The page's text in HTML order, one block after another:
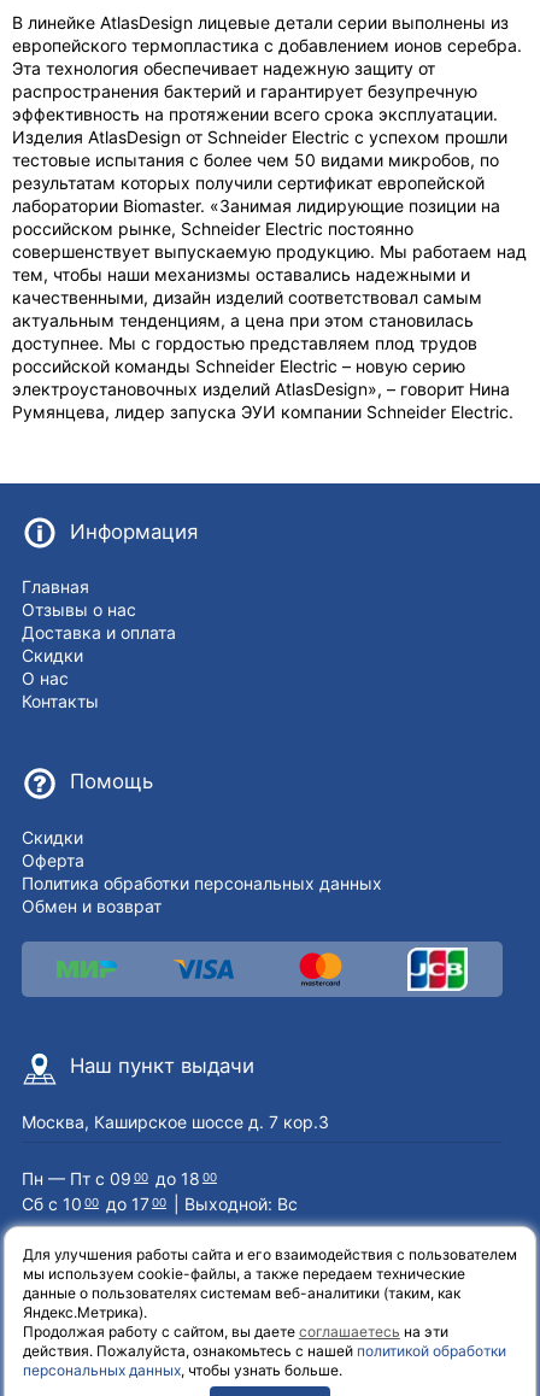
В линейке AtlasDesign лицевые детали серии выполнены из
европейского термопластика c добавлением ионов серебра.
Эта технология обеспечивает надежную защиту от
распространения бактерий и гарантирует безупречную
эффективность на протяжении всего срока эксплуатации.
Изделия AtlasDesign от Schneider Electric с успехом прошли
тестовые испытания с более чем 50 видами микробов, по
результатам которых получили сертификат европейской
лаборатории Biomaster. «Занимая лидирующие позиции на
российском рынке, Schneider Electric постоянно
совершенствует выпускаемую продукцию. Мы работаем над
тем, чтобы наши механизмы оставались надежными и
качественными, дизайн изделий соответствовал самым
актуальным тенденциям, а цена при этом становилась
доступнее. Мы с гордостью представляем плод трудов
российской команды Schneider Electric – новую серию
электроустановочных изделий AtlasDesign», – говорит Нина
Румянцева, лидер запуска ЭУИ компании Schneider Electric.
Информация
Главная
Отзывы о нас
Доставка и оплата
Скидки
О нас
Контакты
Помощь
Скидки
Оферта
Политика обработки персональных данных
Обмен и возврат
Наш пункт выдачи
Москва, Каширское шоссе д. 7 кор.3
Пн — Пт с 09 00 до 18 00
Сб с 10 00 до 1700 | Выходной: Вс
Наши контакты
8 (800) 551-72-71
info@el-one.ru
Для улучшения работы сайта и его взаимодействия с пользователем
мы используем cookie-файлы, а также передаем технические
данные о пользователях системам веб-аналитики (таким, как
Яндекс.Метрика).
Продолжая работу с сайтом, вы даете соглашаетесь на эти
действия. Пожалуйста, ознакомьтесь с нашей политикой обработки
персональных данных, чтобы узнать больше.